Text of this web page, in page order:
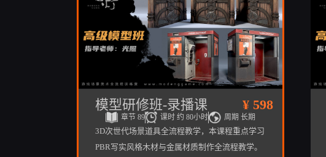
模型研修班-录播课 ¥ 598
章节 89 课时 约 80小时 周期 长期
3D次世代场景道具全流程教学，本课程重点学习
PBR写实风格木材与金属材质制作全流程教学。